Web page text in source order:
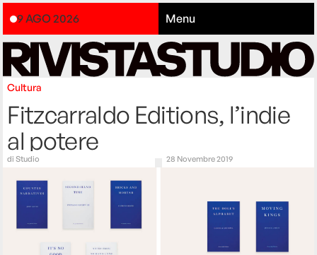
9 AGO 2026 Menu
Cultura
Fitzcarraldo Editions, l’indie
al potere
diStudio 28 Novembre 2019